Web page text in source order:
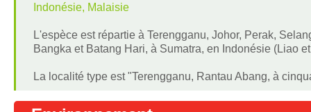
Indonésie, Malaisie
L'espèce est répartie à Terengganu, Johor, Perak,
Bangka et Batang Hari, à Sumatra, en Indonésie (Liao
La localité type est "Terengganu, Rantau Abang, à